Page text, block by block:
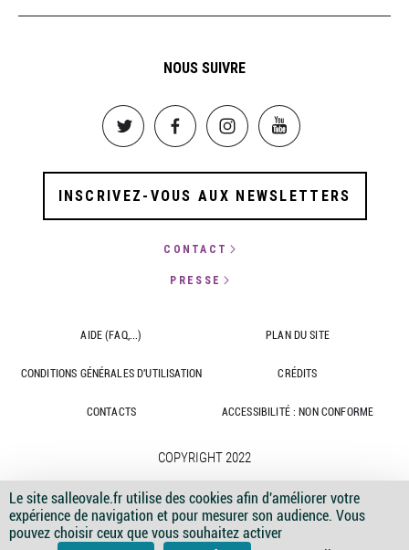
Image Image Image Image
NOUS SUIVRE
Image Image Image Image
INSCRIVEZ-VOUS AUX NEWSLETTERS
CONTACT
PRESSE
AIDE (FAQ,...) PLAN DU SITE
CONDITIONS GÉNÉRALES D'UTILISATION CRÉDITS
CONTACTS ACCESSIBILITÉ : NON CONFORME
COPYRIGHT 2022
Le site salleovale.fr utilise des cookies afin d'améliorer votre
expérience de navigation et pour mesurer son audience. Vous
pouvez choisir ceux que vous souhaitez activer